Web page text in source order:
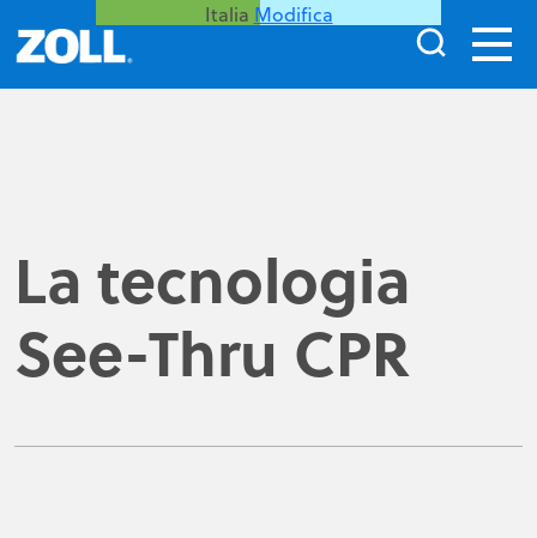
Italia Modifica
La tecnologia
See-Thru CPR